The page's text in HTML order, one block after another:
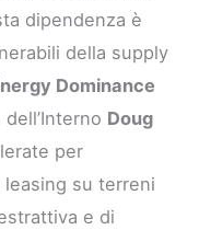
dipendenza è
della supply
Dominance
Doug
per
su terreni
e di